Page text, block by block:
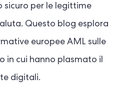
sicuro per le legittime
Questo blog esplora
europee AML sulle
in cui hanno plasmato il
digitali.